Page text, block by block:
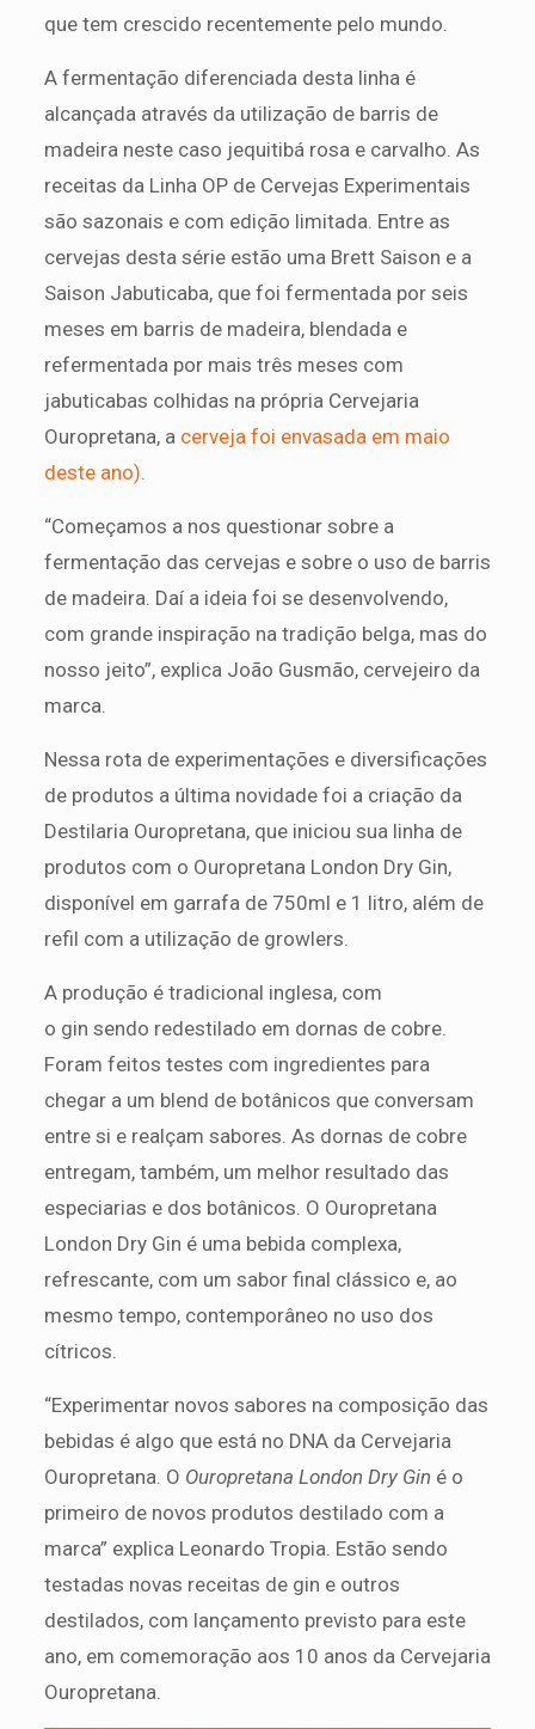
que tem crescido recentemente pelo mundo.
A fermentação diferenciada desta linha é
alcançada através da utilização de barris de
madeira neste caso jequitibá rosa e carvalho. As
receitas da Linha OP de Cervejas Experimentais
são sazonais e com edição limitada. Entre as
cervejas desta série estão uma Brett Saison e a
Saison Jabuticaba, que foi fermentada por seis
meses em barris de madeira, blendada e
refermentada por mais três meses com
jabuticabas colhidas na própria Cervejaria
Ouropretana, a cerveja foi envasada em maio
deste ano)
“Começamos a nos questionar sobre a
fermentação das cervejas e sobre o uso de barris
de madeira. Daí a ideia foi se desenvolvendo,
com grande inspiração na tradição belga, mas do
nosso jeito”, explica João Gusmão, cervejeiro da
marca.
Nessa rota de experimentações e diversificações
de produtos a última novidade foi a criação da
Destilaria Ouropretana, que iniciou sua linha de
produtos com o Ouropretana London Dry Gin,
disponível em garrafa de 750ml e 1 litro, além de
refil com a utilização de growlers.
A produção é tradicional inglesa, com
o gin sendo redestilado em dornas de cobre.
Foram feitos testes com ingredientes para
chegar a um blend de botânicos que conversam
entre si e realçam sabores. As dornas de cobre
entregam, também, um melhor resultado das
especiarias e dos botânicos. O Ouropretana
London Dry Gin é uma bebida complexa,
refrescante, com um sabor final clássico e, ao
mesmo tempo, contemporâneo no uso dos
cítricos.
“Experimentar novos sabores na composição das
bebidas é algo que está no DNA da Cervejaria
Ouropretana. O Ouropretana London Dry Gin é o
primeiro de novos produtos destilado com a
marca” explica Leonardo Tropia. Estão sendo
testadas novas receitas de gin e outros
destilados, com lançamento previsto para este
ano, em comemoração aos 10 anos da Cervejaria
Ouropretana.